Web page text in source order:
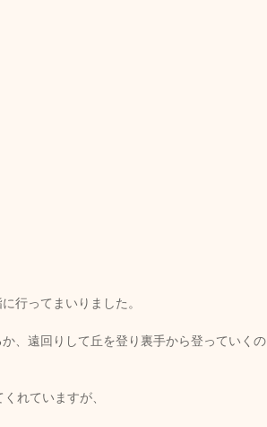
行ってまいりました。
、遠回りして丘を登り裏手から登っていくの
れていますが、